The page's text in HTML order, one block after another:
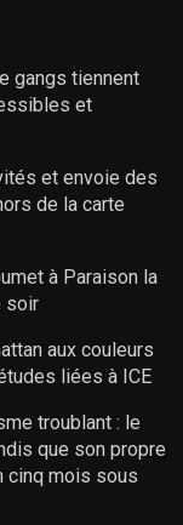
gangs tiennent
et
et envoie des
de la carte
à Paraison la
soir
aux couleurs
liées à ICE
troublant : le
que son propre
cinq mois sous